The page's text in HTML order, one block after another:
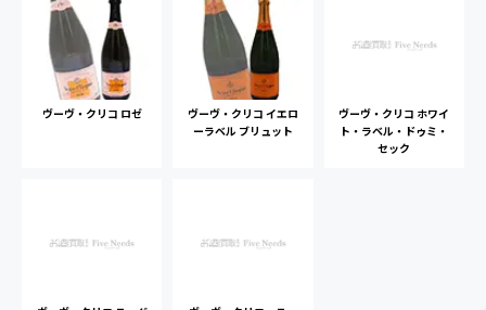
ヴーヴ・クリコ ロゼ
ヴーヴ・クリコ イエロ
ーラベル ブリュット
ヴーヴ・クリコ ホワイ
ト・ラベル・ドゥミ・
セック